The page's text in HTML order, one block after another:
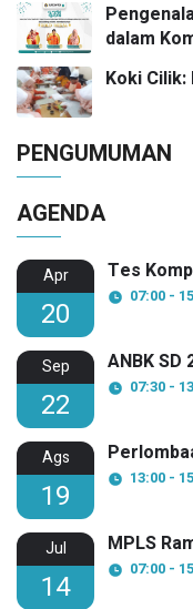
dalam
Koki
PENGUMUMAN
AGENDA
Apr
20
Tes
07:00 -
Sep
22
ANBK SD
07:30 -
Ags
19 13:00 -
Jul
14
MPLS
07:00 -